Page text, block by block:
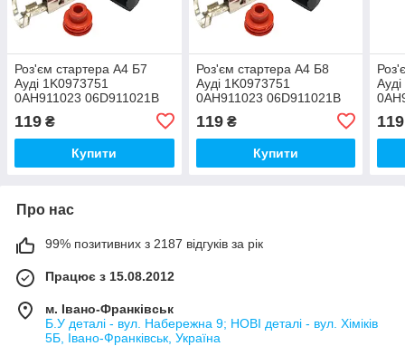
Роз'єм стартера А4 Б7
Ауді 1K0973751
0AH911023 06D911021B
119 ₴
Купити
Роз'єм стартера А4 Б8
Ауді 1K0973751
0AH911023 06D911021B
119₴
Купити
119
Про нас
99% позитивних з 2187 відгуків за рік
Працює з 15.08.2012
м. Івано-Франківськ
Б.У деталі - вул. Набережна 9; НОВІ деталі - вул. Хіміків
5Б, Івано-Франківськ, Україна